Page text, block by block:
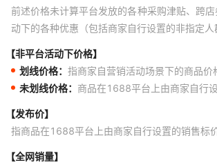
前述价格未计算平台发放的各种采购津贴、跨
动下的各种优惠（包括商家自行设置的非指定
【非平台活动下价格】
划线价格： 指商家自营销活动场景下的商品价
未划线价格： 商品在1688平台上由商家自行
【发布价】
指商品在1688平台上由商家自行设置的销售标
【全网销量】